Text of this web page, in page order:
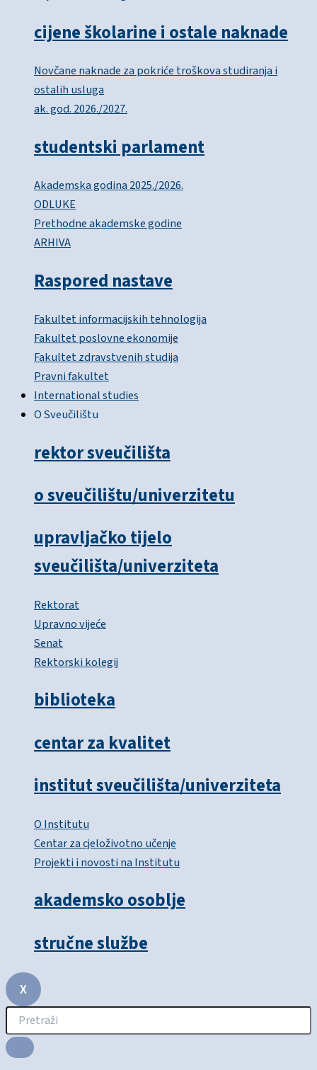
cijene školarine i ostale naknade
Novčane naknade za pokriće troškova studiranja i
ostalih usluga
ak. god. 2026./2027.
studentski parlament
Akademska godina 2025./2026.
ODLUKE
Prethodne akademske godine
ARHIVA
Raspored nastave
Fakultet informacijskih tehnologija
Fakultet poslovne ekonomije
Fakultet zdravstvenih studija
Pravni fakultet
International studies
O Sveučilištu
rektor sveučilišta
o sveučilištu/univerzitetu
upravljačko tijelo
sveučilišta/univerziteta
Rektorat
Upravno vijeće
Senat
Rektorski kolegij
biblioteka
centar za kvalitet
institut sveučilišta/univerziteta
O Institutu
Centar za cjeloživotno učenje
Projekti i novosti na Institutu
akademsko osoblje
stručne službe
X